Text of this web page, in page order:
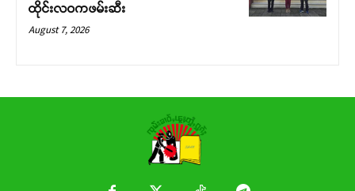
ထိုင်းလဝကဖမ်းဆီး
August 7, 2026